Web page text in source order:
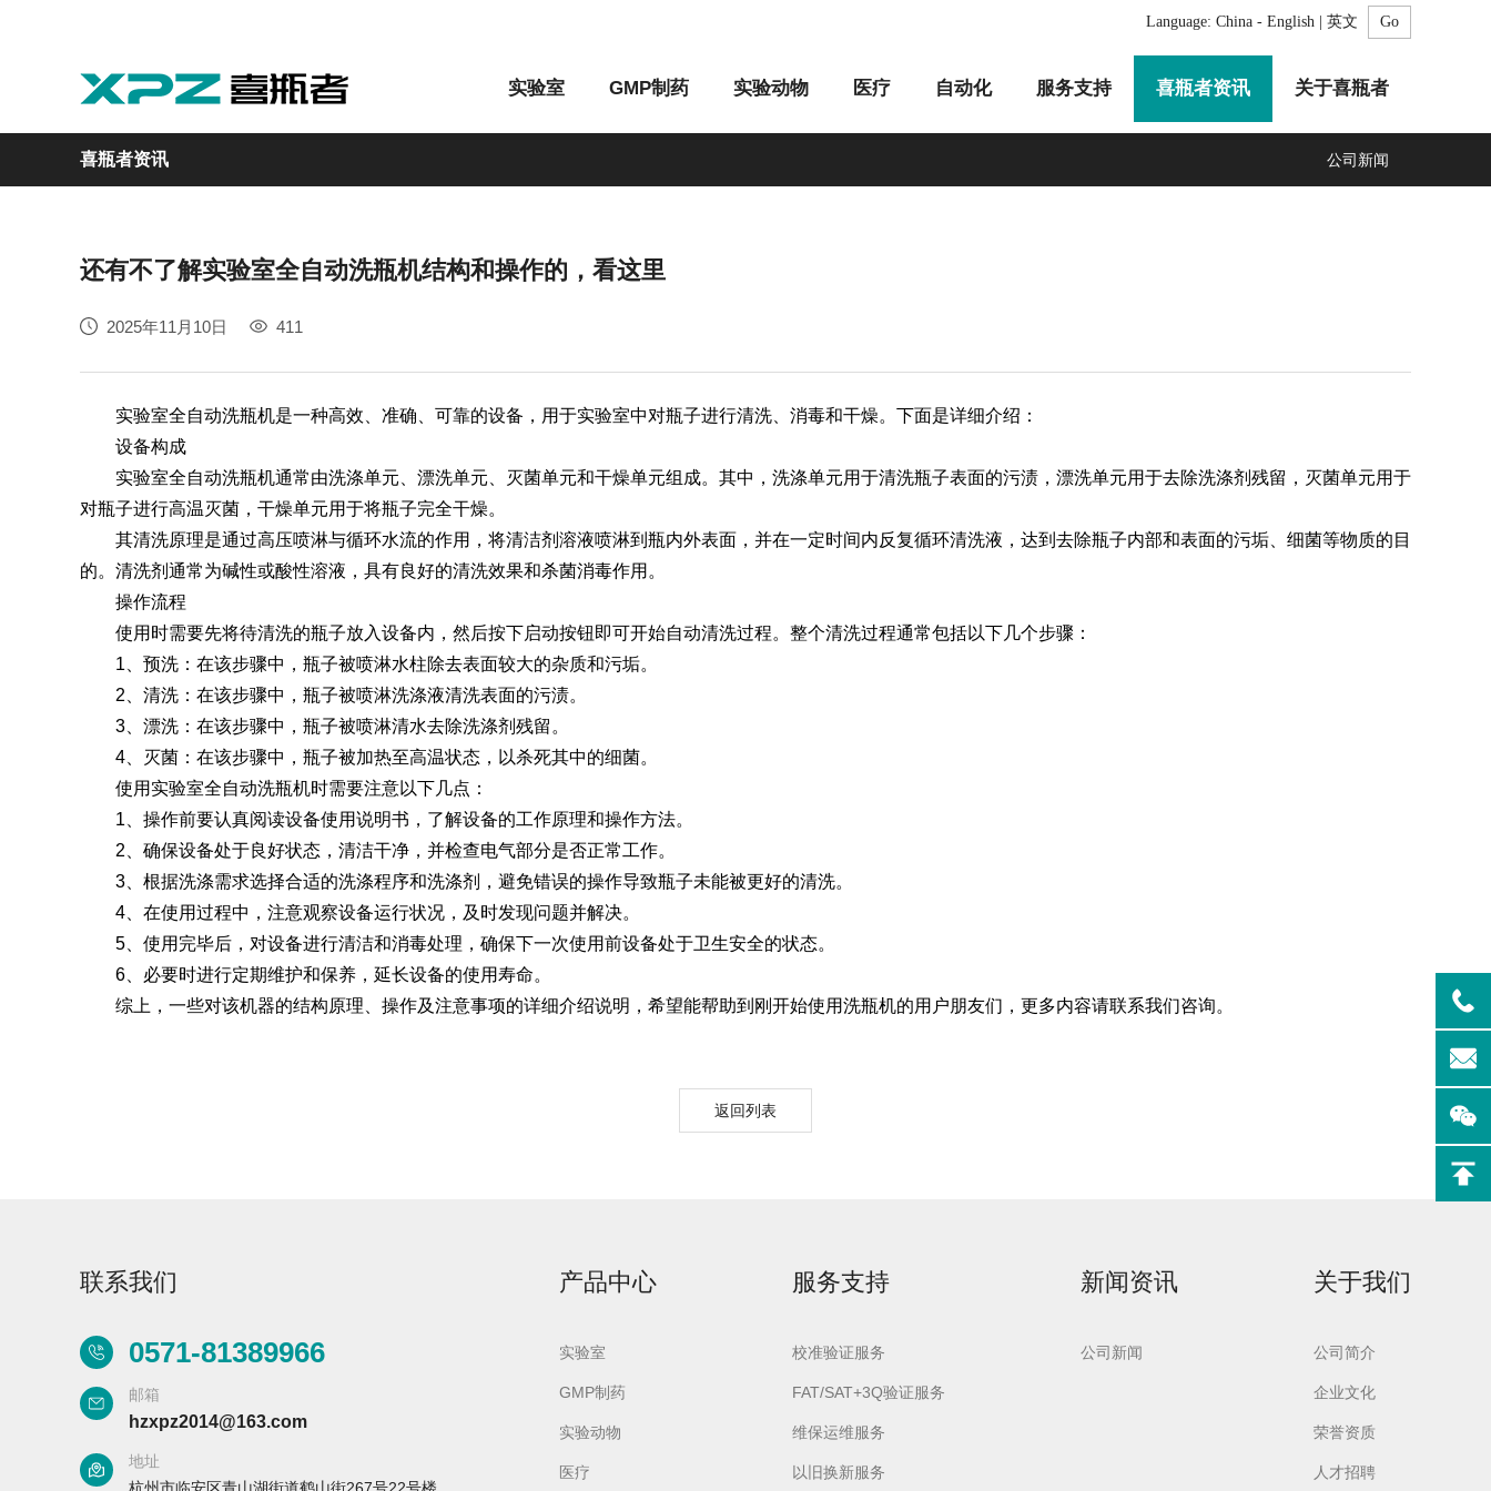
Language: China - English | 英文
实验室
实验室
Moment-3/F3极智
版实验室洗瓶机
Moment-3/F3经典
版实验室洗瓶机
Moment-2/F2实验
室洗瓶机
G系列
Glory-3/F3极智版全
自动洗瓶机
Glory-3/F3经典版全
自动洗瓶机
Glory-2/F2实验室洗
瓶机
A系列
Aurora-2实验室洗
瓶机
石油化工专用清洗
F系列
GMP制药
GMP制药
GMP-400清洗机 GMP-600清洗机 GMP-800清洗机
GMP-2000清洗机 GMP-2500清洗机
实验动物
实验动物
LA-A1饮水瓶清洗
机
LA-B1动物笼盒清
洗机
医疗
医疗
DNA器具专用清洗
消毒机Glory-A/FA
DNA器具专用清洗
消毒机Moment-
自动化
自动化
SQ1000自动化清洗
工作站
服务支持 喜瓶者资讯 关于喜瓶者
喜瓶者资讯 公司新闻
还有不了解实验室全自动洗瓶机结构和操作的，看这里
2025年11月10日 411
实验室全自动洗瓶机是一种高效、准确、可靠的设备，用于实验室中对瓶子进行清洗、消毒和干燥。下面是详细介绍：
设备构成
实验室全自动洗瓶机通常由洗涤单元、漂洗单元、灭菌单元和干燥单元组成。其中，洗涤单元用于清洗瓶子表面的污渍，漂洗单元用于去除洗涤剂残留，灭菌单元用于
对瓶子进行高温灭菌，干燥单元用于将瓶子完全干燥。
其清洗原理是通过高压喷淋与循环水流的作用，将清洁剂溶液喷淋到瓶内外表面，并在一定时间内反复循环清洗液，达到去除瓶子内部和表面的污垢、细菌等物质的目
的。清洗剂通常为碱性或酸性溶液，具有良好的清洗效果和杀菌消毒作用。
操作流程
使用时需要先将待清洗的瓶子放入设备内，然后按下启动按钮即可开始自动清洗过程。整个清洗过程通常包括以下几个步骤：
1、预洗：在该步骤中，瓶子被喷淋水柱除去表面较大的杂质和污垢。
2、清洗：在该步骤中，瓶子被喷淋洗涤液清洗表面的污渍。
3、漂洗：在该步骤中，瓶子被喷淋清水去除洗涤剂残留。
4、灭菌：在该步骤中，瓶子被加热至高温状态，以杀死其中的细菌。
使用实验室全自动洗瓶机时需要注意以下几点：
1、操作前要认真阅读设备使用说明书，了解设备的工作原理和操作方法。
2、确保设备处于良好状态，清洁干净，并检查电气部分是否正常工作。
3、根据洗涤需求选择合适的洗涤程序和洗涤剂，避免错误的操作导致瓶子未能被更好的清洗。
4、在使用过程中，注意观察设备运行状况，及时发现问题并解决。
5、使用完毕后，对设备进行清洁和消毒处理，确保下一次使用前设备处于卫生安全的状态。
6、必要时进行定期维护和保养，延长设备的使用寿命。
综上，一些对该机器的结构原理、操作及注意事项的详细介绍说明，希望能帮助到刚开始使用洗瓶机的用户朋友们，更多内容请联系我们咨询。
返回列表
联系我们
0571-81389966
邮箱
hzxpz2014@163.com
地址
产品中心
实验室
GMP制药
实验动物
医疗
服务支持
校准验证服务
FAT/SAT+3Q验证服务
维保运维服务
以旧换新服务
新闻资讯
公司新闻
关于我们
公司简介
企业文化
荣誉资质
人才招聘